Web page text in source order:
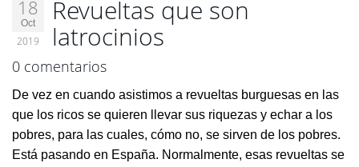
18
Oct
2019
Revueltas que son
latrocinios
0 comentarios
De vez en cuando asistimos a revueltas burguesas en las
que los ricos se quieren llevar sus riquezas y echar a los
pobres, para las cuales, cómo no, se sirven de los pobres.
Está pasando en España. Normalmente, esas revueltas se